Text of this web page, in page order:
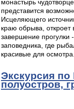
монастырь
представится
Исцеляющего
краю обрыва, откроет
завершение прогулки
заповедника, где
красивые для
Экскурсия
полуостров,